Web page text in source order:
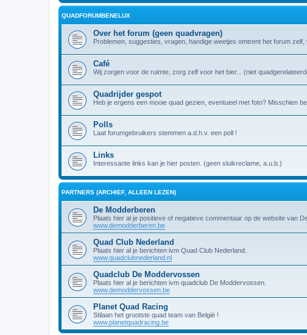
QUADFORUMBENELUX
Over het forum (geen quadvragen)
Problemen, suggesties, vragen, handige weetjes omtrent het forum zelf,
Café
Wij zorgen voor de ruimte, zorg zelf voor het bier... (niet
Quadrijder gespot
Heb je ergens een mooie quad gezien, eventueel met foto? Misschien
Polls
Laat forumgebruikers stemmen a.d.h.v. een poll !
Links
Interessante links kan je hier posten. (geen sluikreclame, a.u.b.)
PARTNERS (ARCHIEF, ALLEEN LEZEN)
De Modderberen
Plaats hier al je positieve of negatieve commentaar op de website van
www.demodderberen.be
Quad Club Nederland
Plaats hier al je berichten ivm Quad Club Nederland.
www.quadclubnederland.nl
Quadclub De Moddervossen
Plaats hier al je berichten ivm quadclub De Moddervossen.
www.demoddervossen.be
Planet Quad Racing
Stilaan het grootste quad team van België !
www.planetquadracing.be